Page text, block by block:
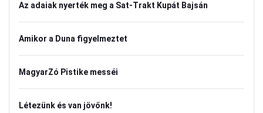
Az adaiak nyerték meg a Sat-Trakt Kupát Bajsán
Amikor a Duna figyelmeztet
MagyarZó Pistike messéi
Létezünk és van jövőnk!